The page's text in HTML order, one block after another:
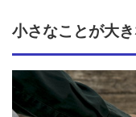
小さなことが大